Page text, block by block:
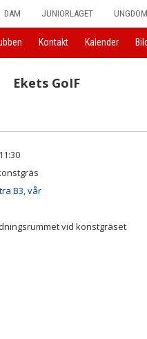
DAM JUNIORLAGET UNGDOM
Kontakt Kalender
Ekets GoIF
B3, vår
vid konstgräset